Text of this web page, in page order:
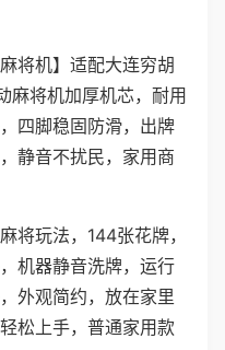
将机】适配大连穷胡
麻将机加厚机芯，耐用
四脚稳固防滑，出牌
静音不扰民，家用商
将玩法，144张花牌，
机器静音洗牌，运行
外观简约，放在家里
松上手，普通家用款